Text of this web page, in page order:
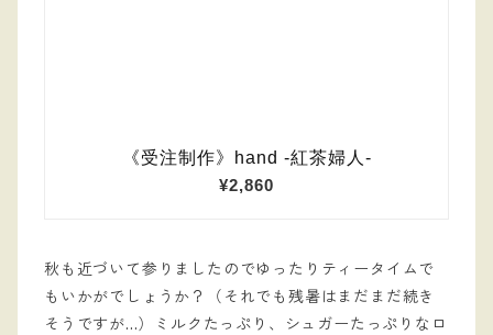
秋も近づいて参りましたのでゆったりティータイムで
もいかがでしょうか？
（それでも残暑はまだまだ続き
そうですが...）
ミルクたっぷり、シュガーたっぷりなロ